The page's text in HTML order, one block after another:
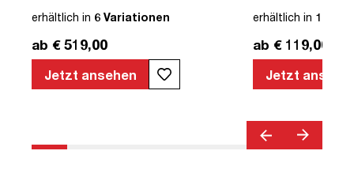
Textil | Schwarz | Schwarz | Drehstuhl |
Streamo | bis zu 120 kg | TÜV©
geprüfte Sicherheit | TÜV© geprüfte
Ergonomie | Quality Office© | TÜV©
erhältlich in 6 Variationen
ab € 519,00
Jetzt ansehen
erhältlich in 12
ab € 119,00
Jetzt